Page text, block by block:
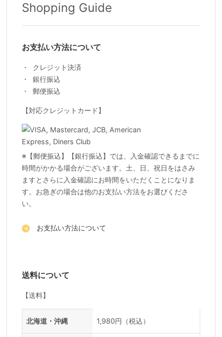
Shopping Guide
お支払い方法について
クレジット決済
銀行振込
郵便振込
【対応クレジットカード】
※【郵便振込】【銀行振込】では、入金確認できるまでに
時間がかかる場合がございます。土、日、祝日をはさみ
ますとさらに入金確認にお時間をいただくことになりま
す。お急ぎの場合は他のお支払い方法をお選びくださ
い。
お支払い方法について
送料について
【送料】
地域 料金
北海道・沖縄 1,980円（税込）